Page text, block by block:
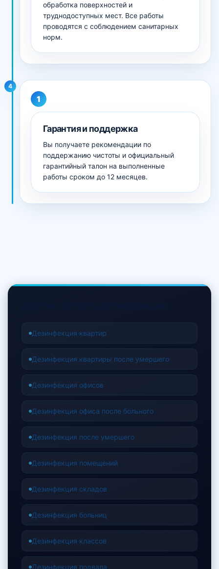
обработка поверхностей и
труднодоступных мест. Все работы
проводятся с соблюдением санитарных
норм.
4
Гарантия и поддержка
Вы получаете рекомендации по
поддержанию чистоты и официальный
гарантийный талон на выполненные
работы сроком до 12 месяцев.
Дезинфекция квартир
Дезинфекция квартиры после умершего
Дезинфекция офисов
Дезинфекция офиса после больного
Дезинфекция после умершего
Дезинфекция помещений
Дезинфекция складов
Дезинфекция больниц
Дезинфекция классов
Дезинфекция подвала